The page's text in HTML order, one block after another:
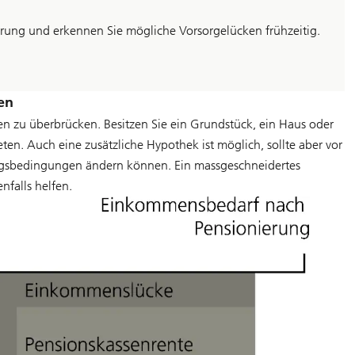
und erkennen Sie mögliche Vorsorgelücken frühzeitig.
zu überbrücken. Besitzen Sie ein Grundstück, ein Haus oder
Auch eine zusätzliche Hypothek ist möglich, sollte aber vor
ändern können. Ein massgeschneidertes
helfen.